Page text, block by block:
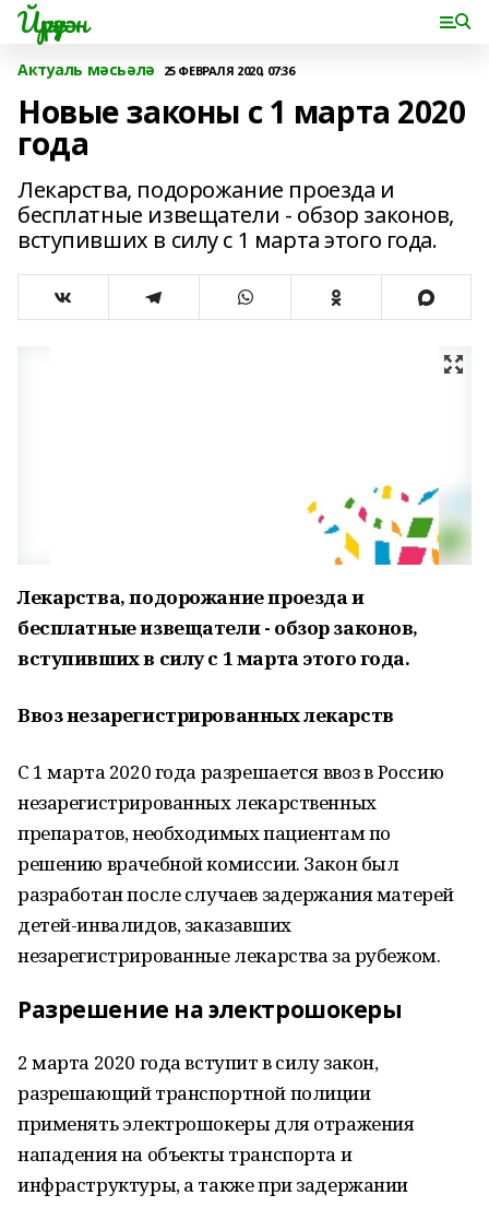
Йүрүҙән
Актуаль мәсьәлә 25 ФЕВРАЛЯ 2020, 07:36
Новые законы с 1 марта 2020
года
Лекарства, подорожание проезда и
бесплатные извещатели - обзор законов,
вступивших в силу с 1 марта этого года.
Лекарства, подорожание проезда и
бесплатные извещатели - обзор законов,
вступивших в силу с 1 марта этого года.
Ввоз незарегистрированных лекарств
С 1 марта 2020 года разрешается ввоз в Россию
незарегистрированных лекарственных
препаратов, необходимых пациентам по
решению врачебной комиссии. Закон был
разработан после случаев задержания матерей
детей-инвалидов, заказавших
незарегистрированные лекарства за рубежом.
Разрешение на электрошокеры
2 марта 2020 года вступит в силу закон,
разрешающий транспортной полиции
применять электрошокеры для отражения
нападения на объекты транспорта и
инфраструктуры, а также при задержании